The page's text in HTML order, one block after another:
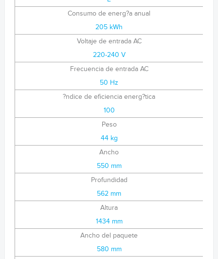
Consumo de energ?a anual
205 kWh
Voltaje de entrada AC
220-240 V
Frecuencia de entrada AC
50 Hz
?ndice de eficiencia energ?tica
100
Peso
44 kg
Ancho
550 mm
Profundidad
562 mm
Altura
1434 mm
Ancho del paquete
580 mm